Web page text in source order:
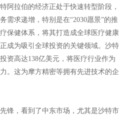
阿拉伯的经济正处于快速转型阶段，
需求递增，特别是在“2030愿景”的推
保健体系，将其打造成全球医疗健康
成为吸引全球投资的关键领域。沙特
资高达138亿美元，将医疗行业作为
。这为摩方精密等拥有先进技术的企
锋，看到了中东市场，尤其是沙特市